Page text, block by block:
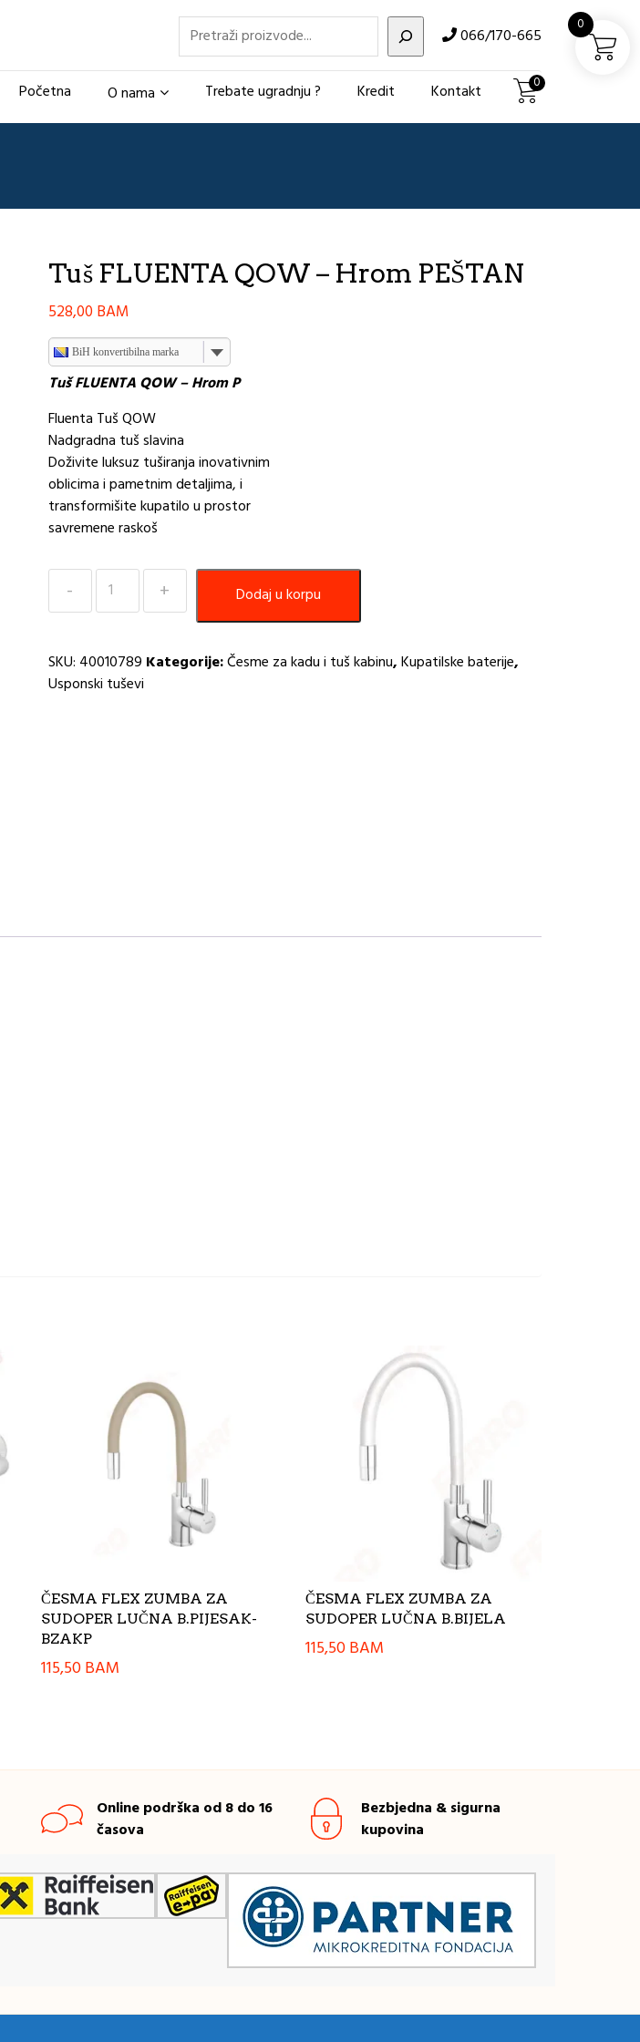
Pretraži 066/170-665
Početna O nama Trebate ugradnju ? Kredit Kontakt 0
Tuš FLUENTA QOW – Hrom PEŠTAN
528,00 BAM
BiH konvertibilna marka
Tuš FLUENTA QOW – Hrom P
Fluenta Tuš QOW
Nadgradna tuš slavina
Doživite luksuz tuširanja inovativnim
oblicima i pametnim detaljima, i
transformišite kupatilo u prostor
savremene raskoš
Tuš
FLUENTA
Hrom
PEŠTAN
Dodaj u korpu
SKU: 40010789 Kategorije:Česme za kadu i tuš kabinu,Kupatilske baterije,
Usponski tuševi
ČESMA FLEX ZUMBA ZA
SUDOPER LUČNA B.PIJESAK-
BZAKP
115,50BAM
ČESMA FLEX ZUMBA ZA
SUDOPER LUČNA B.BIJELA
115,50BAM
Online podrška od 8 do 16
časova
Bezbjedna & sigurna
kupovina
0